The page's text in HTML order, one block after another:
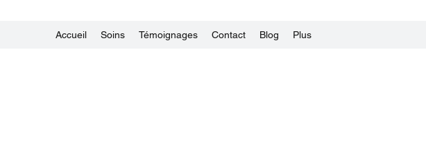
Accueil Soins Témoignages Contact Blog Plus